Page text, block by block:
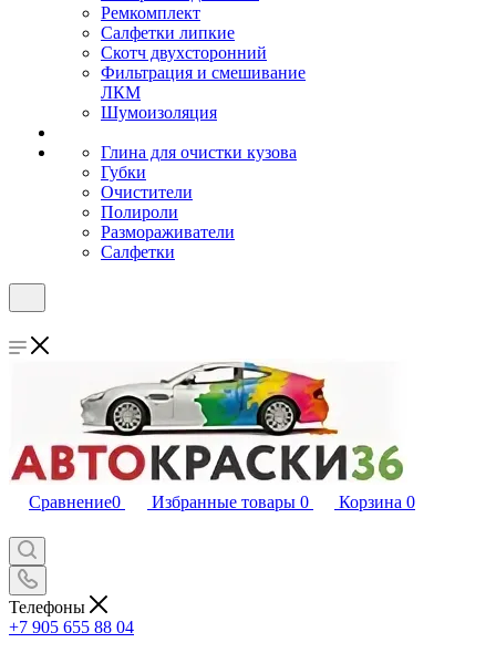
Ремкомплект
Салфетки липкие
Скотч двухсторонний
Фильтрация и смешивание
ЛКМ
Шумоизоляция
Глина для очистки кузова
Губки
Очистители
Полироли
Размораживатели
Салфетки
Сравнение0 Избранные товары 0 Корзина 0
Телефоны
+7 905 655 88 04